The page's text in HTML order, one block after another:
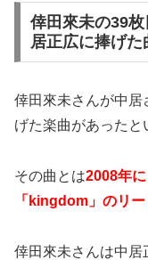
倖田來未の39
居正広に捧げた
倖田來未さんが中居
げた楽曲があったと
その曲とは2008年
「kingdom」のリ
倖田來未さんは中居